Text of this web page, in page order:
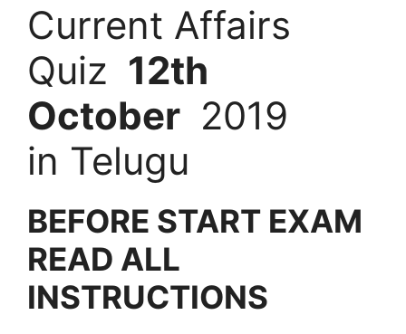
Current Affairs
Quiz 12th
October 2019
in Telugu
BEFORE START EXAM
READ ALL
INSTRUCTIONS